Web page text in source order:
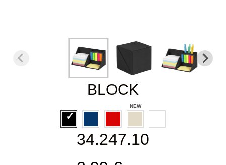
BLOCK
34.247.10